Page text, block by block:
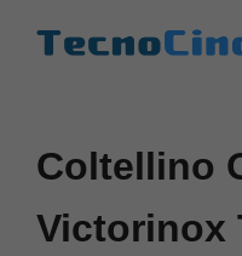
Coltellino
Victorinox